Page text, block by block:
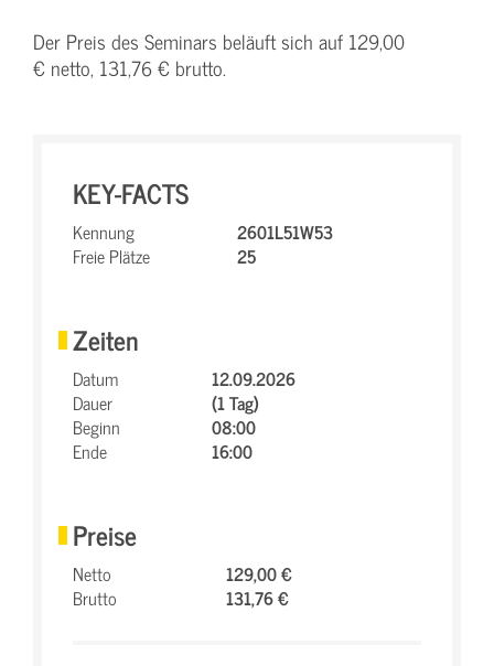
Der Preis des Seminars beläuft sich auf 129,00
€ netto, 131,76 € brutto.
KEY-FACTS
Kennung
2601L51W53
Freie Plätze
25
Zeiten
Datum
12.09.2026
Dauer
(1 Tag)
Beginn
08:00
Ende
16:00
Preise
Netto
129,00 €
Brutto
131,76 €